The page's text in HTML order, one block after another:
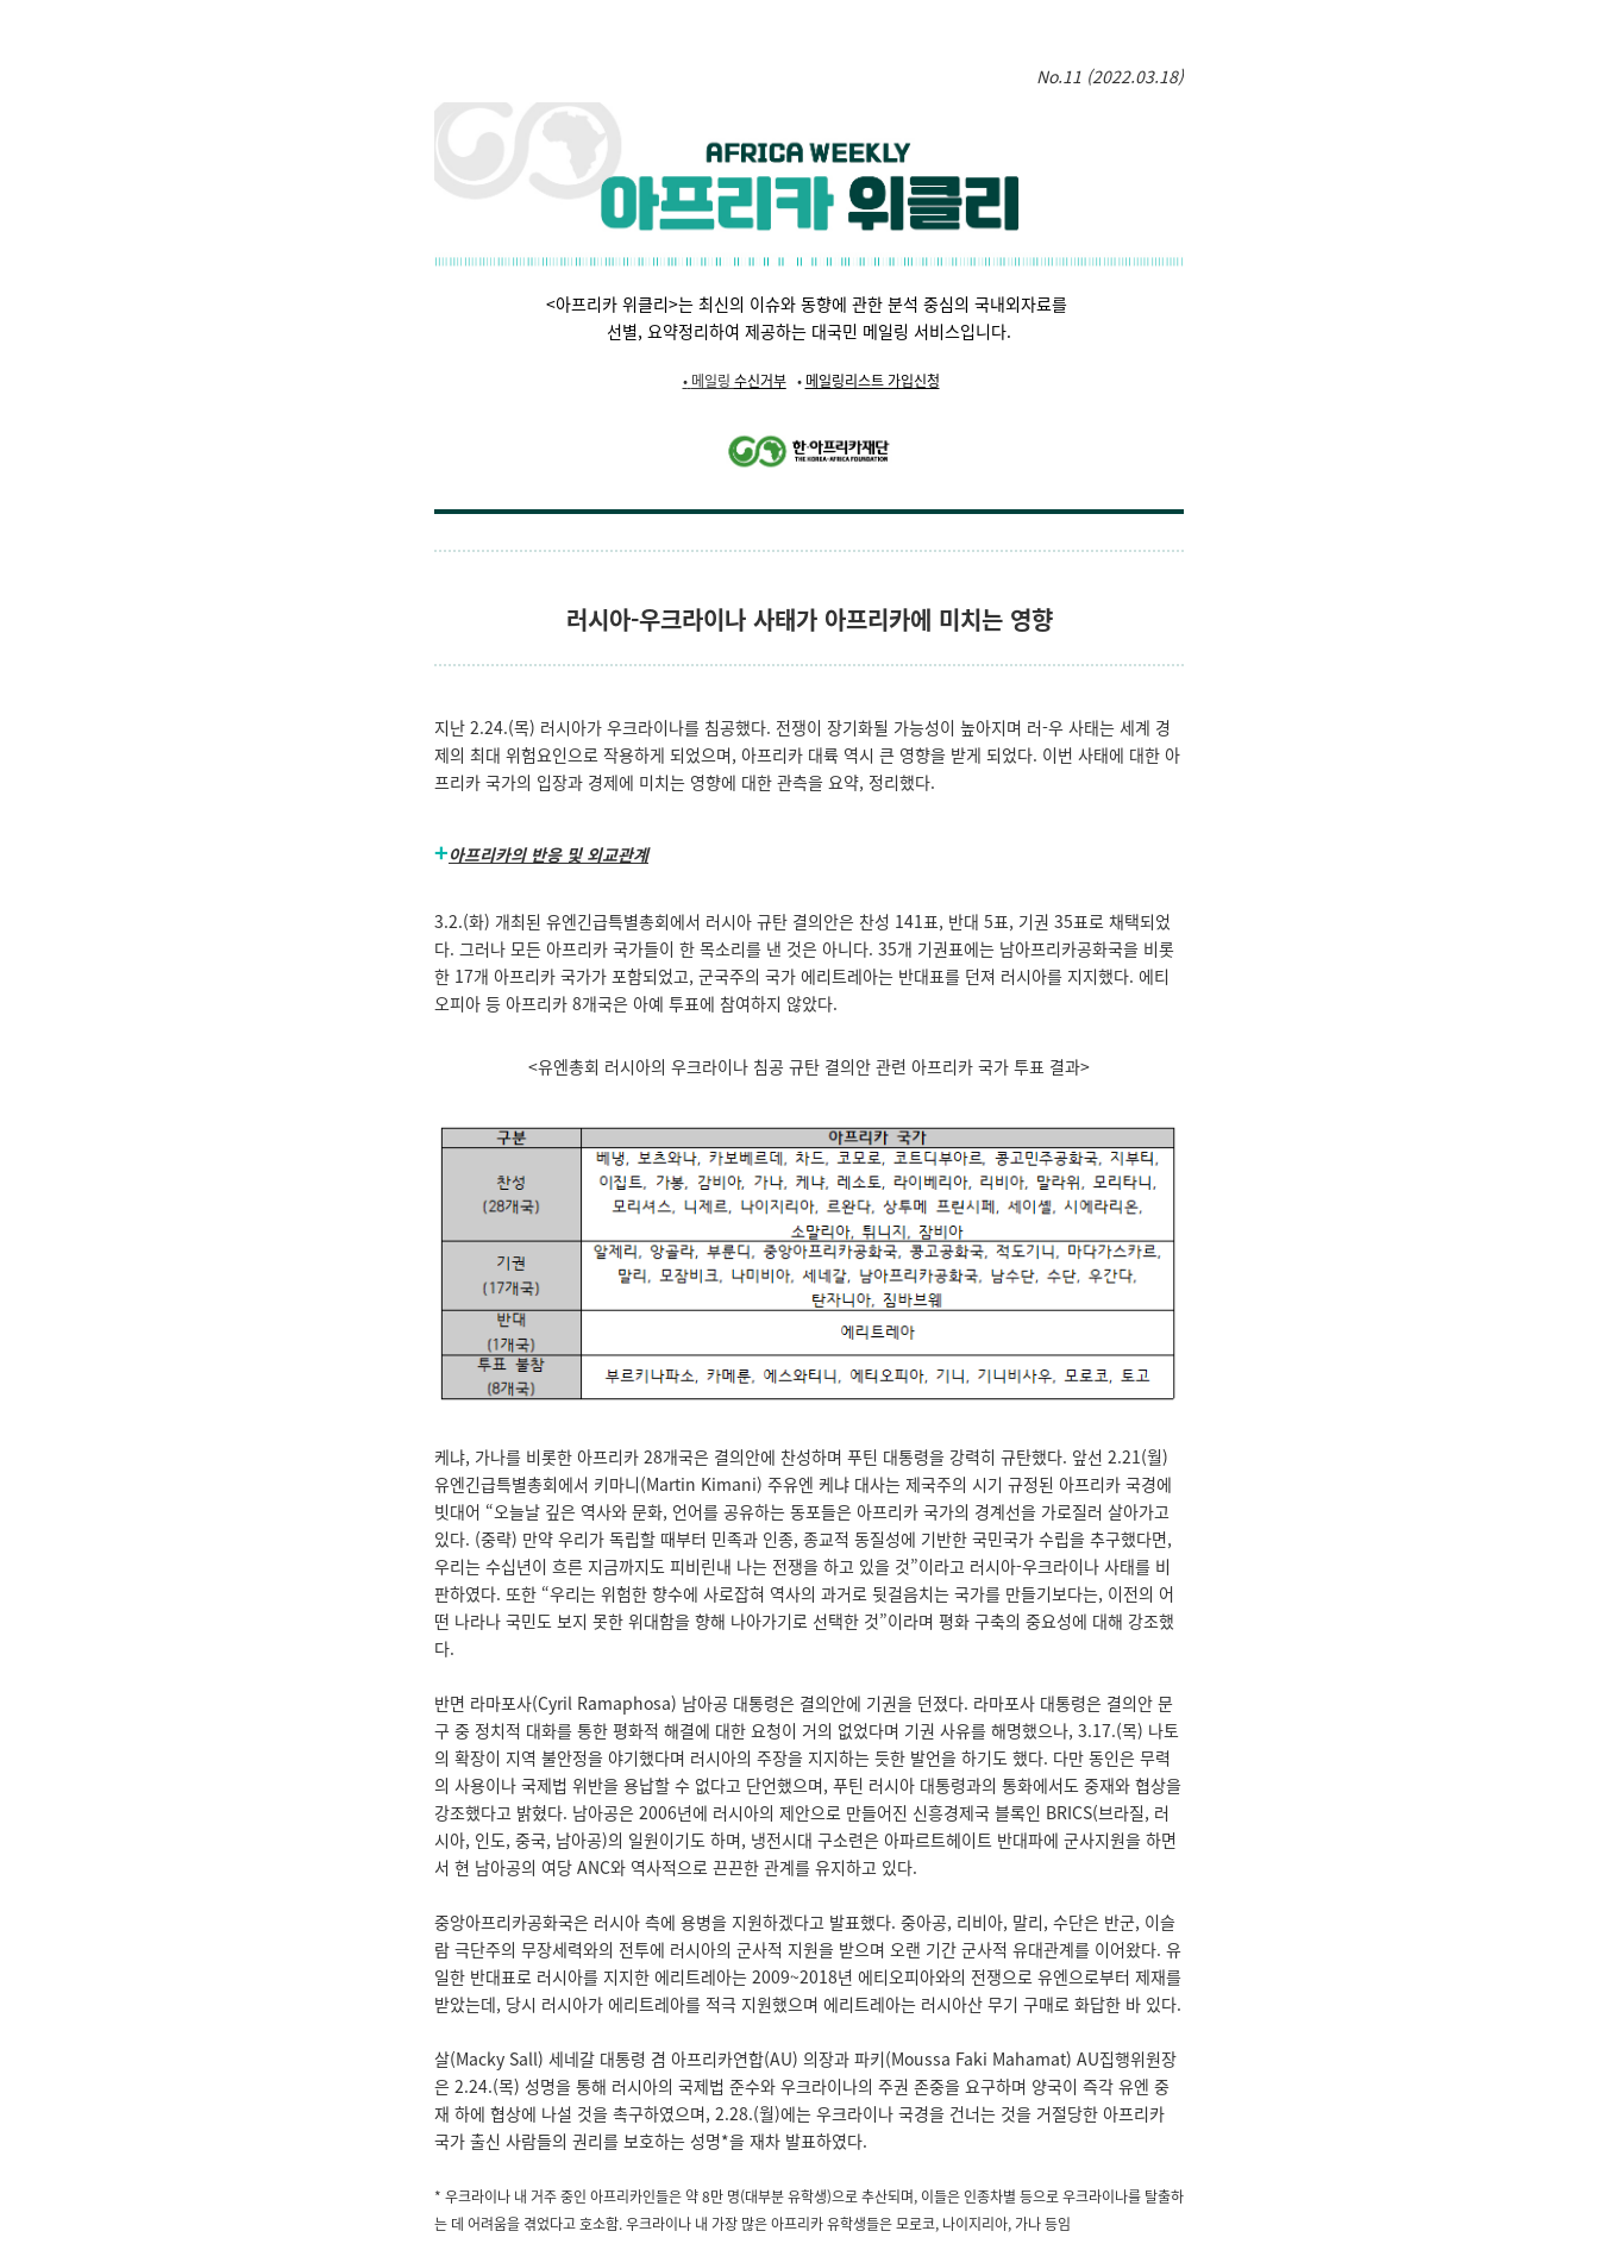
No.11 (2022.03.18)
<아프리카 위클리>는 최신의 이슈와 동향에 관한 분석 중심의 국내외자료를
선별, 요약정리하여 제공하는 대국민 메일링 서비스입니다.
• 메일링 수신거부 • 메일링리스트 가입신청
러시아-우크라이나 사태가 아프리카에 미치는 영향
지난 2.24.(목) 러시아가 우크라이나를 침공했다. 전쟁이 장기화될 가능성이 높아지며 러-우 사태는 세계 경
제의 최대 위험요인으로 작용하게 되었으며, 아프리카 대륙 역시 큰 영향을 받게 되었다. 이번 사태에 대한 아
프리카 국가의 입장과 경제에 미치는 영향에 대한 관측을 요약, 정리했다.
+아프리카의 반응 및 외교관계
3.2.(화) 개최된 유엔긴급특별총회에서 러시아 규탄 결의안은 찬성 141표, 반대 5표, 기권 35표로 채택되었
다. 그러나 모든 아프리카 국가들이 한 목소리를 낸 것은 아니다. 35개 기권표에는 남아프리카공화국을 비롯
한 17개 아프리카 국가가 포함되었고, 군국주의 국가 에리트레아는 반대표를 던져 러시아를 지지했다. 에티
오피아 등 아프리카 8개국은 아예 투표에 참여하지 않았다.
<유엔총회 러시아의 우크라이나 침공 규탄 결의안 관련 아프리카 국가 투표 결과>
케냐, 가나를 비롯한 아프리카 28개국은 결의안에 찬성하며 푸틴 대통령을 강력히 규탄했다. 앞선 2.21(월)
유엔긴급특별총회에서 키마니(Martin Kimani) 주유엔 케냐 대사는 제국주의 시기 규정된 아프리카 국경에
빗대어 “오늘날 깊은 역사와 문화, 언어를 공유하는 동포들은 아프리카 국가의 경계선을 가로질러 살아가고
있다. (중략) 만약 우리가 독립할 때부터 민족과 인종, 종교적 동질성에 기반한 국민국가 수립을 추구했다면,
우리는 수십년이 흐른 지금까지도 피비린내 나는 전쟁을 하고 있을 것”이라고 러시아-우크라이나 사태를 비
판하였다. 또한 “우리는 위험한 향수에 사로잡혀 역사의 과거로 뒷걸음치는 국가를 만들기보다는, 이전의 어
떤 나라나 국민도 보지 못한 위대함을 향해 나아가기로 선택한 것”이라며 평화 구축의 중요성에 대해 강조했
다.
반면 라마포사(Cyril Ramaphosa) 남아공 대통령은 결의안에 기권을 던졌다. 라마포사 대통령은 결의안 문
구 중 정치적 대화를 통한 평화적 해결에 대한 요청이 거의 없었다며 기권 사유를 해명했으나, 3.17.(목) 나토
의 확장이 지역 불안정을 야기했다며 러시아의 주장을 지지하는 듯한 발언을 하기도 했다. 다만 동인은 무력
의 사용이나 국제법 위반을 용납할 수 없다고 단언했으며, 푸틴 러시아 대통령과의 통화에서도 중재와 협상을
강조했다고 밝혔다. 남아공은 2006년에 러시아의 제안으로 만들어진 신흥경제국 블록인 BRICS(브라질, 러
시아, 인도, 중국, 남아공)의 일원이기도 하며, 냉전시대 구소련은 아파르트헤이트 반대파에 군사지원을 하면
서 현 남아공의 여당 ANC와 역사적으로 끈끈한 관계를 유지하고 있다.
중앙아프리카공화국은 러시아 측에 용병을 지원하겠다고 발표했다. 중아공, 리비아, 말리, 수단은 반군, 이슬
람 극단주의 무장세력와의 전투에 러시아의 군사적 지원을 받으며 오랜 기간 군사적 유대관계를 이어왔다. 유
일한 반대표로 러시아를 지지한 에리트레아는 2009~2018년 에티오피아와의 전쟁으로 유엔으로부터 제재를
받았는데, 당시 러시아가 에리트레아를 적극 지원했으며 에리트레아는 러시아산 무기 구매로 화답한 바 있다.
살(Macky Sall) 세네갈 대통령 겸 아프리카연합(AU) 의장과 파키(Moussa Faki Mahamat) AU집행위원장
은 2.24.(목) 성명을 통해 러시아의 국제법 준수와 우크라이나의 주권 존중을 요구하며 양국이 즉각 유엔 중
재 하에 협상에 나설 것을 촉구하였으며, 2.28.(월)에는 우크라이나 국경을 건너는 것을 거절당한 아프리카
국가 출신 사람들의 권리를 보호하는 성명*을 재차 발표하였다.
* 우크라이나 내 거주 중인 아프리카인들은 약 8만 명(대부분 유학생)으로 추산되며, 이들은 인종차별 등으로 우크라이나를 탈출하
는 데 어려움을 겪었다고 호소함. 우크라이나 내 가장 많은 아프리카 유학생들은 모로코, 나이지리아, 가나 등임